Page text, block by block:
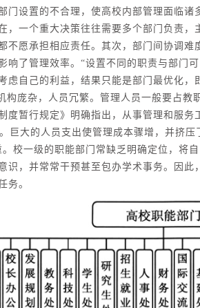
门设置的不合理，使高校内部管理面临
，一个重大决策往往需要多个部门负责
不愿承担相应责任。其次，部门间协调
响了管理效率。“设置不同的职责与部门
虑自己的利益，结果只能是部门最优化
构庞杂，人员冗繁。管理人员一般要占教
度暂行规定》明确指出，从事管理和服
巨大的人员支出使管理成本骤增，并挤
校一级的职能部门常缺乏明确定位，将
识，并常常干预甚至包办学术事务。因
务。